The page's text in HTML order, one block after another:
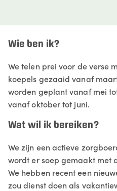
Wie ben ik?
We telen prei voor de verse
koepels gezaaid vanaf
worden geplant vanaf mei
vanaf oktober tot juni.
Wat wil ik bereiken?
We zijn een actieve
wordt er soep gemaakt met
We hebben recent een
zou dienst doen als